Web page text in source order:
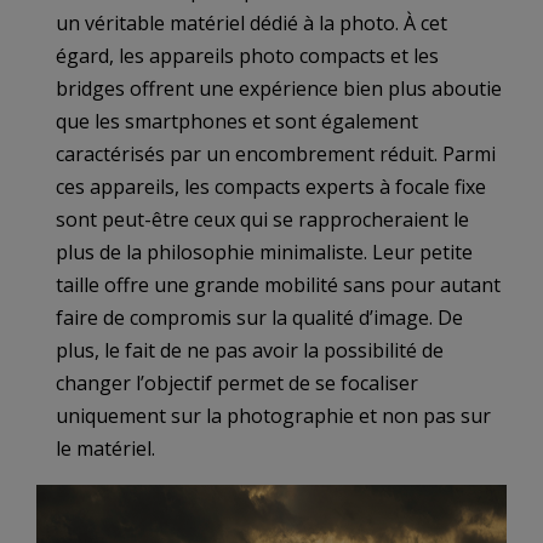
un véritable matériel dédié à la photo. À cet
égard, les appareils photo compacts et les
bridges offrent une expérience bien plus aboutie
que les smartphones et sont également
caractérisés par un encombrement réduit. Parmi
ces appareils, les compacts experts à focale fixe
sont peut-être ceux qui se rapprocheraient le
plus de la philosophie minimaliste. Leur petite
taille offre une grande mobilité sans pour autant
faire de compromis sur la qualité d’image. De
plus, le fait de ne pas avoir la possibilité de
changer l’objectif permet de se focaliser
uniquement sur la photographie et non pas sur
le matériel.